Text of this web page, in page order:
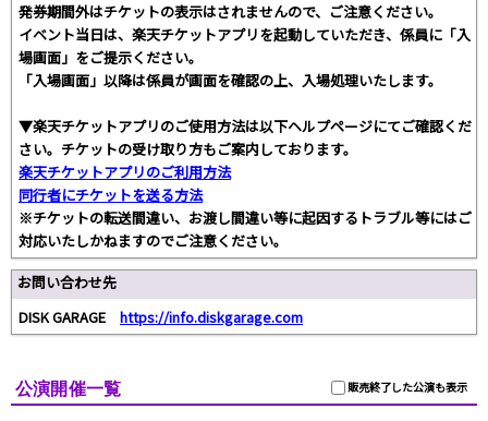
発券期間外はチケットの表示はされませんので、ご注意ください。
イベント当日は、楽天チケットアプリを起動していただき、係員に「入
場画面」をご提示ください。
「入場画面」以降は係員が画面を確認の上、入場処理いたします。
▼楽天チケットアプリのご使用方法は以下ヘルプページにてご確認くだ
さい。チケットの受け取り方もご案内しております。
楽天チケットアプリのご利用方法
同行者にチケットを送る方法
※チケットの転送間違い、お渡し間違い等に起因するトラブル等にはご
対応いたしかねますのでご注意ください。
お問い合わせ先
DISK GARAGE https://info.diskgarage.com
販売終了した公演も表示
公演開催一覧